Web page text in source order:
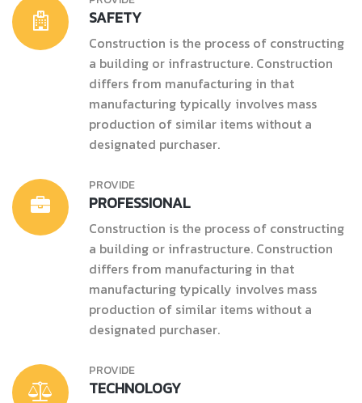
SAFETY
Construction is the process of constructing
a building or infrastructure. Construction
differs from manufacturing in that
manufacturing typically involves mass
production of similar items without a
designated purchaser.
PROVIDE
PROFESSIONAL
Construction is the process of constructing
a building or infrastructure. Construction
differs from manufacturing in that
manufacturing typically involves mass
production of similar items without a
designated purchaser.
PROVIDE
TECHNOLOGY